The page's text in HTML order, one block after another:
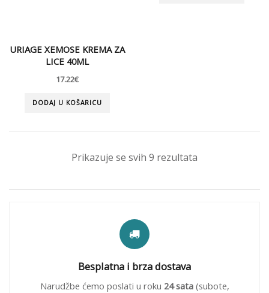
URIAGE XEMOSE KREMA ZA
LICE 40ML
17.22€
DODAJ U KOŠARICU
Prikazuje se svih 9 rezultata
Besplatna i brza dostava
Narudžbe ćemo poslati u roku 24 sata(subote,